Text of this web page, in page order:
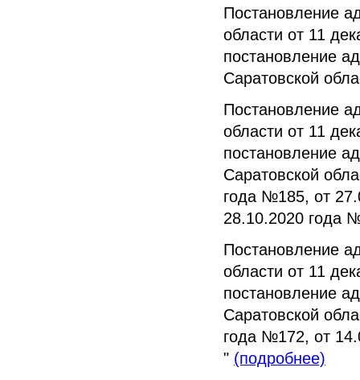
Постановление
области от 11
постановление
Саратовской
Постановление
области от 11
постановление
Саратовской
года №185, от
28.10.2020 года
Постановление
области от 11
постановление
Саратовской
года №172, от
" (подробнее)